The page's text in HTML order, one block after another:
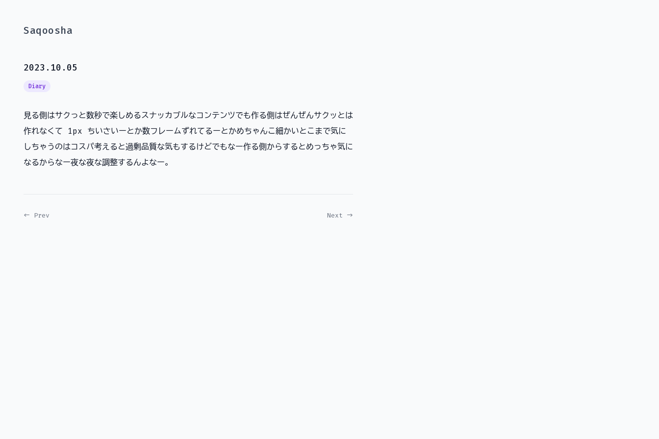
Saqoosha
2023.10.05
Diary
見る側はサクっと数秒で楽しめるスナッカブルなコンテンツでも作る側はぜんぜんサクッとは
作れなくて 1px ちいさいーとか数フレームずれてるーとかめちゃんこ細かいとこまで気に
しちゃうのはコスパ考えると過剰品質な気もするけどでもなー作る側からするとめっちゃ気に
なるからなー夜な夜な調整するんよなー。
← Prev Next →